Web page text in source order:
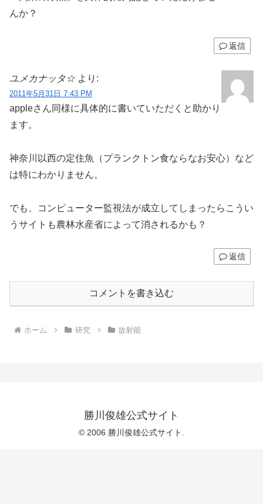
んか？
返信
ユメカナッタ☆ より:
2011年5月31日 7:43 PM
appleさん同様に具体的に書いていただくと助かり
ます。
神奈川以西の定住魚（プランクトン食ならなお安心）など
は特にわかりません。
でも、コンピューター監視法が成立してしまったらこうい
うサイトも農林水産省によって消されるかも？
返信
コメントを書き込む
ホーム 研究 放射能
勝川俊雄公式サイト
© 2006 勝川俊雄公式サイト.